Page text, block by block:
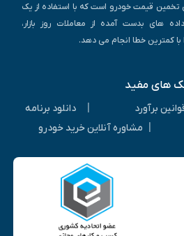
تخمین قیمت خودرو است که با استفاده از یک
های بدست آمده از معاملات روز بازار،
کمترین خطا انجام می دهد.
های مفید
برآورد
دانلود برنامه
مشاوره آنلاین خرید خودرو